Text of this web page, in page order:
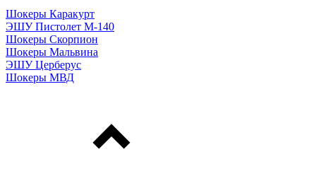
Шокеры Каракурт
ЭШУ Пистолет М-140
Шокеры Скорпион
Шокеры Мальвина
ЭШУ Церберус
Шокеры МВД